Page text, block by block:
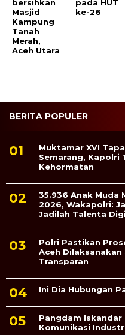
bersihkan
Masjid
Kampung
Tanah
Merah,
Aceh Utara
pada HUT
ke-26
BERITA POPULER
Muktamar XVI
Semarang, Kapolri
Kehormatan
35.936 Anak Muda
2026, Wakapolri:
Jadilah Talenta
Polri Pastikan
Aceh
Transparan
Ini Dia Hubungan
Pangdam Iskandar
Komunikasi